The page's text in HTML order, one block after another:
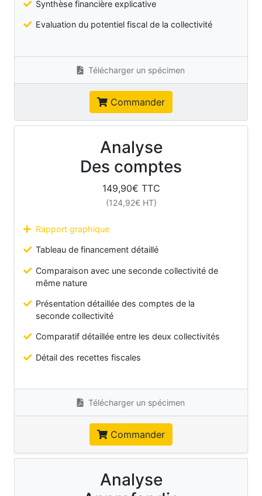
Synthèse financière explicative
Evaluation du potentiel fiscal de la collectivité
Télécharger un spécimen
Commander
Analyse
Des comptes
149,90€ TTC
(124,92€ HT)
Rapport graphique
Tableau de financement détaillé
Comparaison avec une seconde collectivité de
même nature
Présentation détaillée des comptes de la
seconde collectivité
Comparatif détaillée entre les deux collectivités
Détail des recettes fiscales
Télécharger un spécimen
Commander
Analyse